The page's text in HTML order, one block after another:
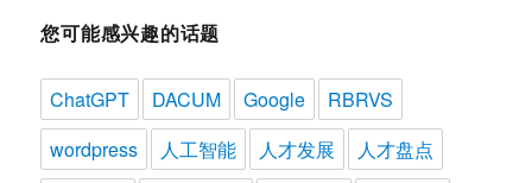
您可能感兴趣的话题
ChatGPT DACUM Google
RBRVS
wordpress
人工智能 人才发展
人才盘点